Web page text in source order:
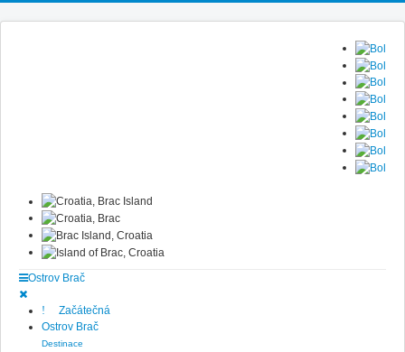
Ostrov Brač
Začátečná
Ostrov Brač
Destinace